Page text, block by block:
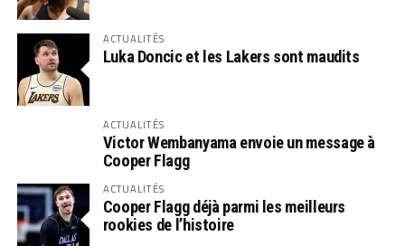
ACTUALITÉS
Luka Doncic et les Lakers sont maudits
ACTUALITÉS
Victor Wembanyama envoie un message à
Cooper Flagg
ACTUALITÉS
Cooper Flagg déjà parmi les meilleurs
rookies de l’histoire